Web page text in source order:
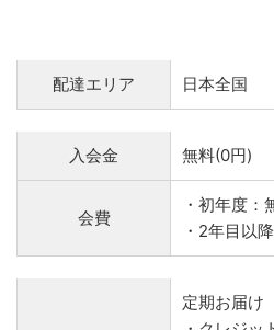
配達エリア 日本全国
入会金 無料(0円)
会費
・初年度：
・2年目以
定期お届け